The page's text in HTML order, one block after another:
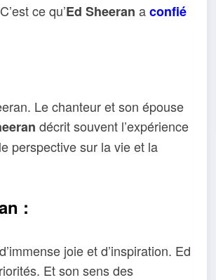
ce qu’Ed Sheeran aconfié
Le chanteur et son épouse
décrit souvent l’expérience
perspective sur la vie et la
:
joie et d’inspiration. Ed
Et son sens des